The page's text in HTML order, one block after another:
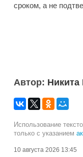
сроком, а не
Автор:
Использование
только с указанием
10 августа 2026 13:45